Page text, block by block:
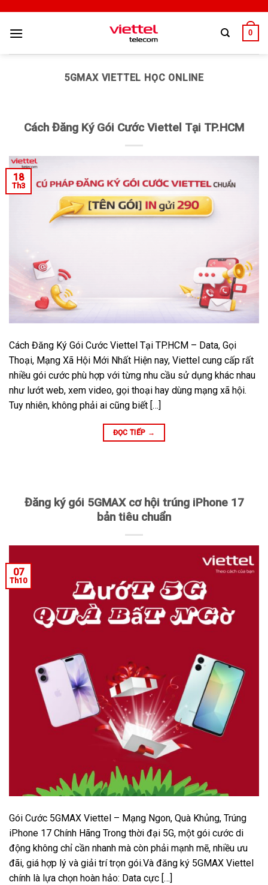
0
5GMAX VIETTEL HỌC ONLINE
Cách Đăng Ký Gói Cước Viettel Tại TP.HCM
18
Th3
Cách Đăng Ký Gói Cước Viettel Tại TP.HCM – Data, Gọi
Thoại, Mạng Xã Hội Mới Nhất Hiện nay, Viettel cung cấp rất
nhiều gói cước phù hợp với từng nhu cầu sử dụng khác nhau
như lướt web, xem video, gọi thoại hay dùng mạng xã hội.
Tuy nhiên, không phải ai cũng biết […]
ĐỌC TIẾP →
Đăng ký gói 5GMAX cơ hội trúng iPhone 17
bản tiêu chuẩn
07
Th10
Gói Cước 5GMAX Viettel – Mạng Ngon, Quà Khủng, Trúng
iPhone 17 Chính Hãng Trong thời đại 5G, một gói cước di
động không chỉ cần nhanh mà còn phải mạnh mẽ, nhiều ưu
đãi, giá hợp lý và giải trí trọn gói.Và đăng ký 5GMAX Viettel
chính là lựa chọn hoàn hảo: Data cực […]